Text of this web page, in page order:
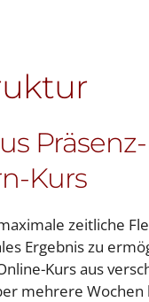
Kurs
zeitliche
Ergebnis zu
Kurs aus
mehrere Wochen